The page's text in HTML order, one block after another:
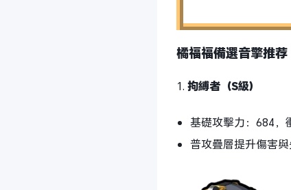
橘福福備選音擎推荐
1. 拘縛者（S級）
基礎攻擊力：684，
普攻疊層提升傷害與